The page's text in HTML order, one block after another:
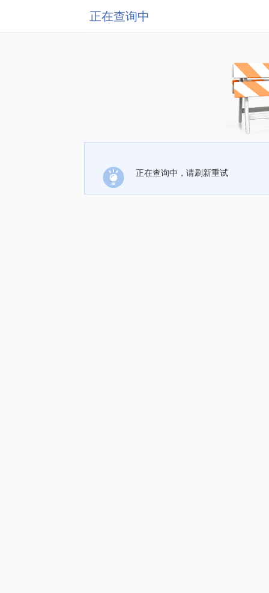
正在查询中
正在查询中，请刷新重试